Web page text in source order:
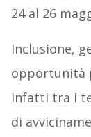
24 al 26
Inclusione,
opportunità
infatti tra i
di